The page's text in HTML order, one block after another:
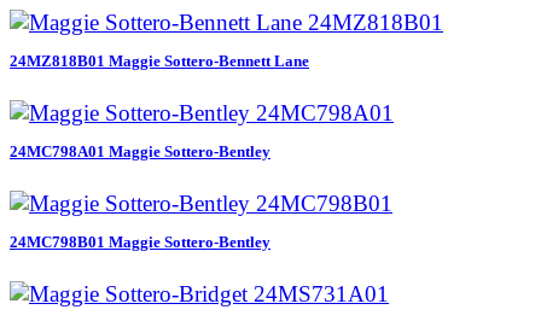
24MZ818B01 Maggie Sottero-Bennett Lane
24MC798A01 Maggie Sottero-Bentley
24MC798B01 Maggie Sottero-Bentley